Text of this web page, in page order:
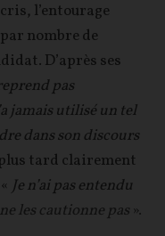
l’entourage
nombre de
D’après ses
pas
jamais utilisé un tel
dans son discours
tard clairement
Je n’ai pas entendu
les cautionne pas ».